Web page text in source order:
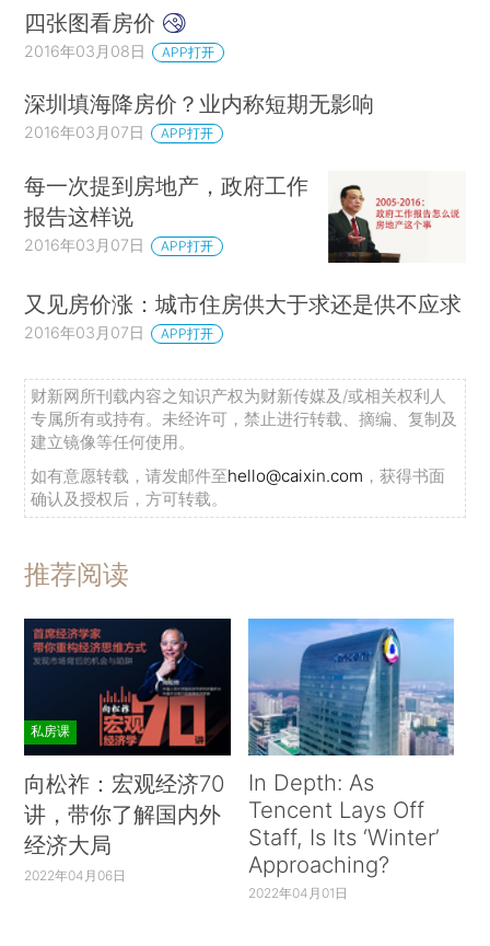
四张图看房价
2016年03月08日 APP打开
深圳填海降房价？业内称短期无影响
2016年03月07日 APP打开
每一次提到房地产，政府工作
报告这样说
2016年03月07日 APP打开
又见房价涨：城市住房供大于求还是供不应求
2016年03月07日 APP打开
财新网所刊载内容之知识产权为财新传媒及/或相关权利人
专属所有或持有。未经许可，禁止进行转载、摘编、复制及
建立镜像等任何使用。
如有意愿转载，请发邮件至hello@caixin.com ，获得书面
确认及授权后，方可转载。
推荐阅读
私房课
向松祚：宏观经济70
讲，带你了解国内外
经济大局
2022年04月06日
In Depth: As
Tencent Lays Off
Staff, Is Its ‘Winter’
Approaching?
2022年04月01日